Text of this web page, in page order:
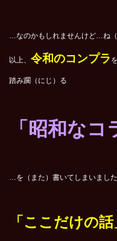
…なのかもしれませんけど…ね（
以上、 令和のコンプラ
踏み躙（にじ）る
「昭和なコ
…を（また）書いてしまいまし
「ここだけの話